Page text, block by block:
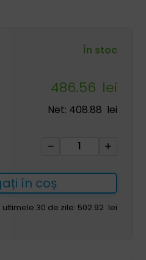
În stoc
486.56 lei
Net: 408.88 lei
Cantitate
medical
femei
în coș
30 de zile: 502.92 lei